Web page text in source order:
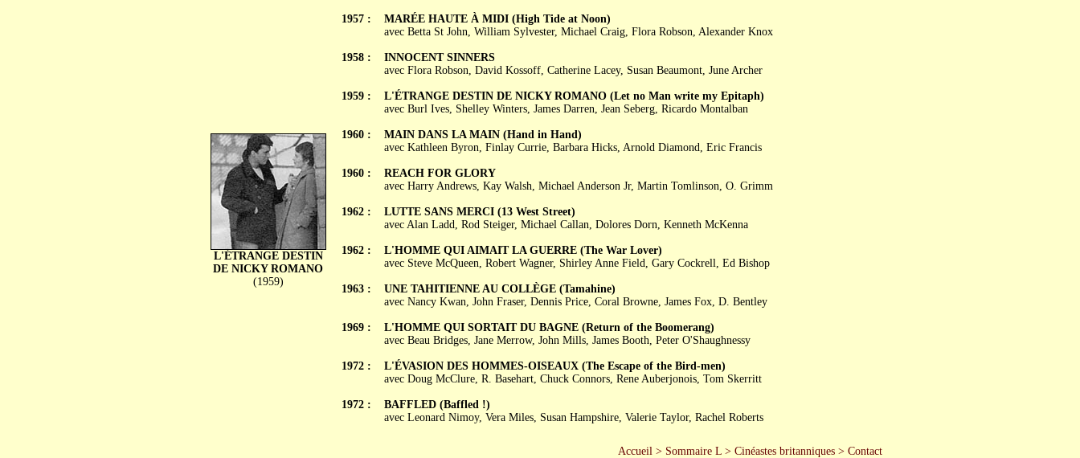
L'ÉTRANGE DESTIN
DE NICKY ROMANO
(1959)
1957 :
1958 :
1959 :
1960 :
1960 :
1962 :
1962 :
1963 :
1969 :
1972 :
1972 :
MARÉE HAUTE À MIDI (High Tide at Noon)
avec Betta St John, William Sylvester, Michael Craig, Flora Robson, Alexander Knox
INNOCENT SINNERS
avec Flora Robson, David Kossoff, Catherine Lacey, Susan Beaumont, June Archer
L'ÉTRANGE DESTIN DE NICKY ROMANO (Let no Man write my Epitaph)
avec Burl Ives, Shelley Winters, James Darren, Jean Seberg, Ricardo Montalban
MAIN DANS LA MAIN (Hand in Hand)
avec Kathleen Byron, Finlay Currie, Barbara Hicks, Arnold Diamond, Eric Francis
REACH FOR GLORY
avec Harry Andrews, Kay Walsh, Michael Anderson Jr, Martin Tomlinson, O. Grimm
LUTTE SANS MERCI (13 West Street)
avec Alan Ladd, Rod Steiger, Michael Callan, Dolores Dorn, Kenneth McKenna
L'HOMME QUI AIMAIT LA GUERRE (The War Lover)
avec Steve McQueen, Robert Wagner, Shirley Anne Field, Gary Cockrell, Ed Bishop
UNE TAHITIENNE AU COLLÈGE (Tamahine)
avec Nancy Kwan, John Fraser, Dennis Price, Coral Browne, James Fox, D. Bentley
L'HOMME QUI SORTAIT DU BAGNE (Return of the Boomerang)
avec Beau Bridges, Jane Merrow, John Mills, James Booth, Peter O'Shaughnessy
L'ÉVASION DES HOMMES-OISEAUX (The Escape of the Bird-men)
avec Doug McClure, R. Basehart, Chuck Connors, Rene Auberjonois, Tom Skerritt
BAFFLED (Baffled !)
avec Leonard Nimoy, Vera Miles, Susan Hampshire, Valerie Taylor, Rachel Roberts
Accueil> Sommaire L> Cinéastes britanniques> Contact